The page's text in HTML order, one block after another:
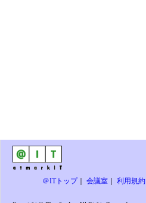
＠ITトップ｜ 会議室 利用規約